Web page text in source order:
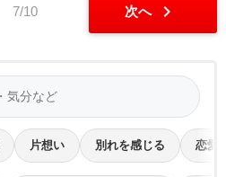
7/10 次へ chevron_right
片想い 別れを感じる 恋愛